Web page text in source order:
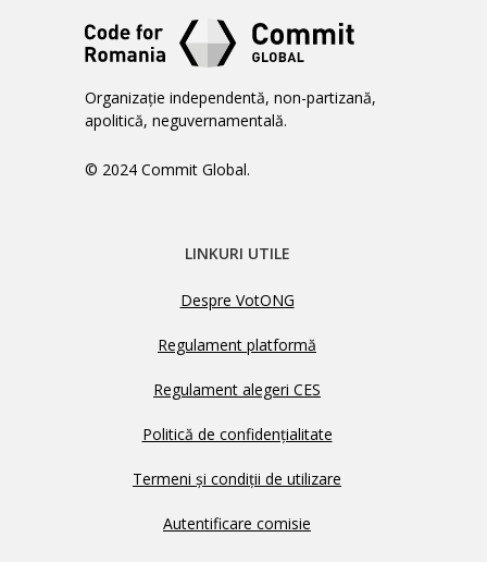
Organizație independentă, non-partizană,
apolitică, neguvernamentală.
© 2024 Commit Global.
LINKURI UTILE
Despre VotONG
Regulament platformă
Regulament alegeri CES
Politică de confidențialitate
Termeni și condiții de utilizare
Autentificare comisie